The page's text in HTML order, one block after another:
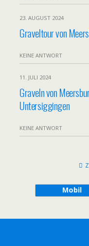
23. AUGUST 2024
Graveltour von
KEINE ANTWORT
11. JULI 2024
Graveln von
Untersiggingen
KEINE ANTWORT
Mobil